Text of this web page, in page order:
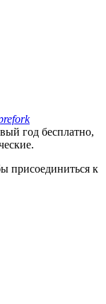
год бесплатно,
присоединиться к